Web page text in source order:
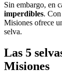
Sin embargo, en
imperdibles.
Misiones ofrece
selva.
Las 5
Misiones